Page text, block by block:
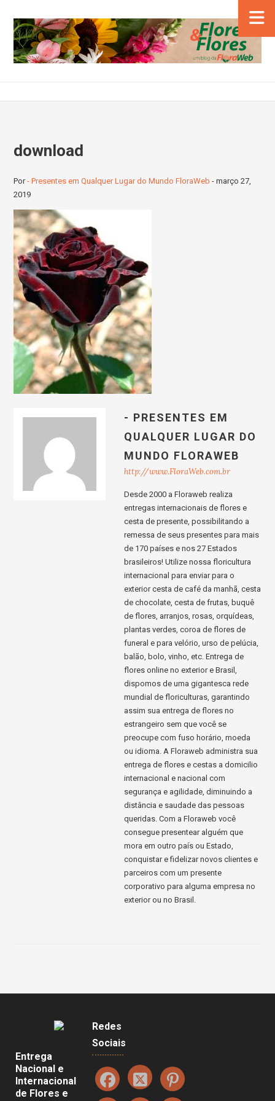
download
Por- Presentes em Qualquer Lugar do Mundo FloraWeb -março 27,
2019
- PRESENTES EM
QUALQUER LUGAR DO
MUNDO FLORAWEB
http://www.FloraWeb.com.br
Desde 2000 a Floraweb realiza
entregas internacionais de flores e
cesta de presente, possibilitando a
remessa de seus presentes para mais
de 170 países e nos 27 Estados
brasileiros! Utilize nossa floricultura
internacional para enviar para o
exterior cesta de café da manhã, cesta
de chocolate, cesta de frutas, buquê
de flores, arranjos, rosas, orquídeas,
plantas verdes, coroa de flores de
funeral e para velório, urso de pelúcia,
balão, bolo, vinho, etc. Entrega de
flores online no exterior e Brasil,
dispomos de uma gigantesca rede
mundial de floriculturas, garantindo
assim sua entrega de flores no
estrangeiro sem que você se
preocupe com fuso horário, moeda
ou idioma. A Floraweb administra sua
entrega de flores e cestas a domicilio
internacional e nacional com
segurança e agilidade, diminuindo a
distância e saudade das pessoas
queridas. Com a Floraweb você
consegue presentear alguém que
mora em outro país ou Estado,
conquistar e fidelizar novos clientes e
parceiros com um presente
corporativo para alguma empresa no
exterior ou no Brasil.
Entrega
Nacional e
Internacional
de Flores e
Redes
Sociais